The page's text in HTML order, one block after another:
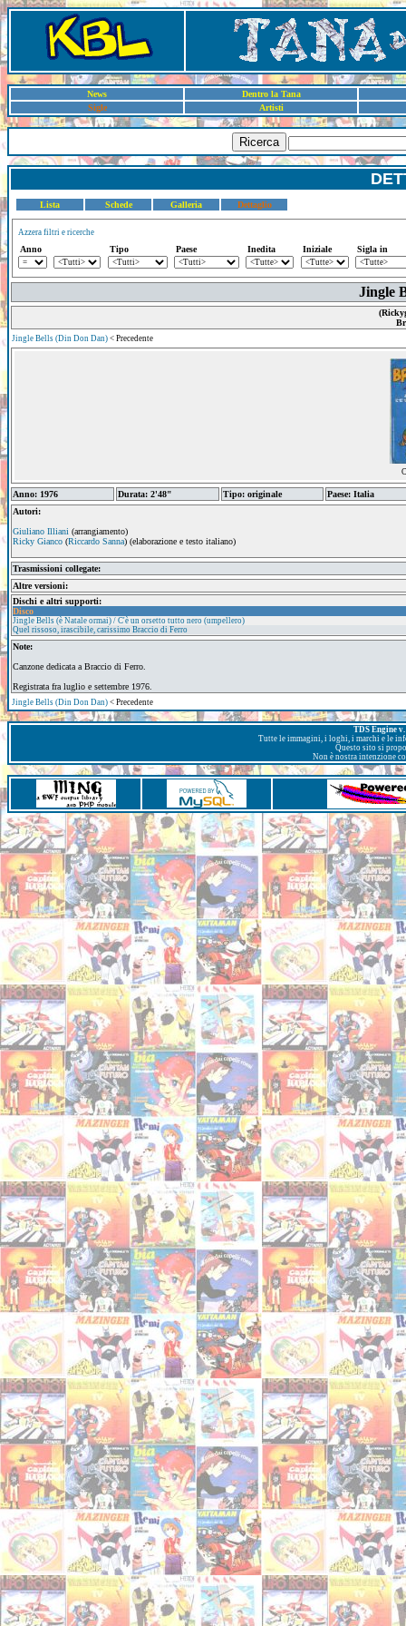
News
Dentro la Tana
Sigle
Artisti
Ricerca
Lista Schede Galleria Dettaglio
Azzera filtri e ricerche
Anno Tipo Paese Inedita Iniziale Sigla in
Jingle
Jingle Bells (Din Don Dan) < Precedente
Anno: 1976 Durata: 2'48" Tipo: originale
Paese: Italia
Autori:
Giuliano Illiani (arrangiamento)
Ricky Gianco (Riccardo Sanna) (elaborazione e testo italiano)
Trasmissioni collegate:
Altre versioni:
Dischi e altri supporti:
Disco
Jingle Bells (è Natale ormai) / C'è un orsetto tutto nero (umpellero)
Quel rissoso, irascibile, carissimo Braccio di Ferro
Note:
Canzone dedicata a Braccio di Ferro.
Registrata fra luglio e settembre 1976.
Jingle Bells (Din Don Dan) < Precedente
TDS Engine
Tutte le immagini, i loghi, i marchi e le
Questo sito si
Non è nostra intenzione